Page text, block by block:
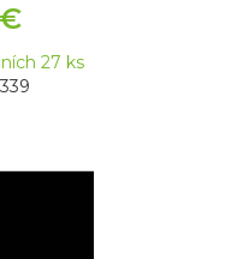
27 ks